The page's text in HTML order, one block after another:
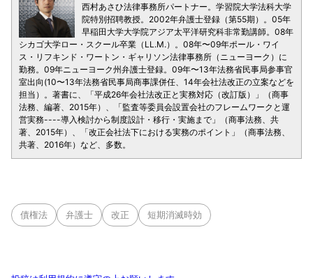
西村あさひ法律事務所パートナー。学習院大学法科大学
院特別招聘教授。2002年弁護士登録（第55期）。05年
早稲田大学大学院アジア太平洋研究科非常勤講師。08年
シカゴ大学ロー・スクール卒業（LL.M.）。08年〜09年ポール・ワイ
ス・リフキンド・ワートン・ギャリソン法律事務所（ニューヨーク）に
勤務。09年ニューヨーク州弁護士登録。09年〜13年法務省民事局参事官
室出向(10〜13年法務省民事局商事課併任、14年会社法改正の立案などを
担当）。著書に、「平成26年会社法改正と実務対応（改訂版）」（商事
法務、編著、2015年）、「監査等委員会設置会社のフレームワークと運
営実務----導入検討から制度設計・移行・実施まで」（商事法務、共
著、2015年）、「改正会社法下における実務のポイント」（商事法務、
共著、2016年）など、多数。
債権法 弁護士 改正 短期消滅時効